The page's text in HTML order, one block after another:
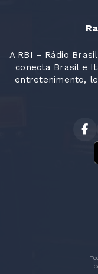
A RBI – Rádio
conecta Brasil e
entretenimento,